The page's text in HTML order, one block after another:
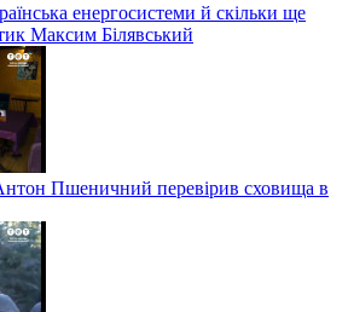
енергосистеми й скільки ще
Максим Білявський
Пшеничний перевірив сховища в